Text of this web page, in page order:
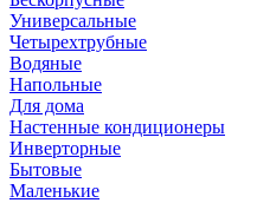
Универсальные
Четырехтрубные
Водяные
Напольные
Для дома
Настенные кондиционеры
Инверторные
Бытовые
Маленькие